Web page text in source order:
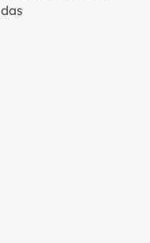
das